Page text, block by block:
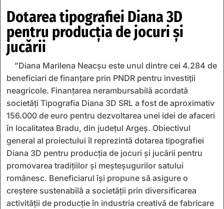
Dotarea tipografiei Diana 3D
pentru producția de jocuri și
jucării
”Diana Marilena Neacșu este unul dintre cei 4.284 de
beneficiari de finanțare prin PNDR pentru investiții
neagricole. Finanțarea nerambursabilă acordată
societăți Tipografia Diana 3D SRL a fost de aproximativ
156.000 de euro pentru dezvoltarea unei idei de afaceri
în localitatea Bradu, din județul Argeș. Obiectivul
general al proiectului îl reprezintă dotarea tipografiei
Diana 3D pentru producția de jocuri și jucării pentru
promovarea tradițiilor și meșteșugurilor satului
românesc. Beneficiarul își propune să asigure o
creștere sustenabilă a societății prin diversificarea
activității de producție în industria creativă de fabricare